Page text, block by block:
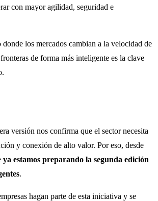
con mayor agilidad, seguridad e
los mercados cambian a la velocidad de
de forma más inteligente es la clave
versión nos confirma que el sector necesita
y conexión de alto valor. Por eso, desde
ya estamos preparando la segunda edición
.
hagan parte de esta iniciativa y se